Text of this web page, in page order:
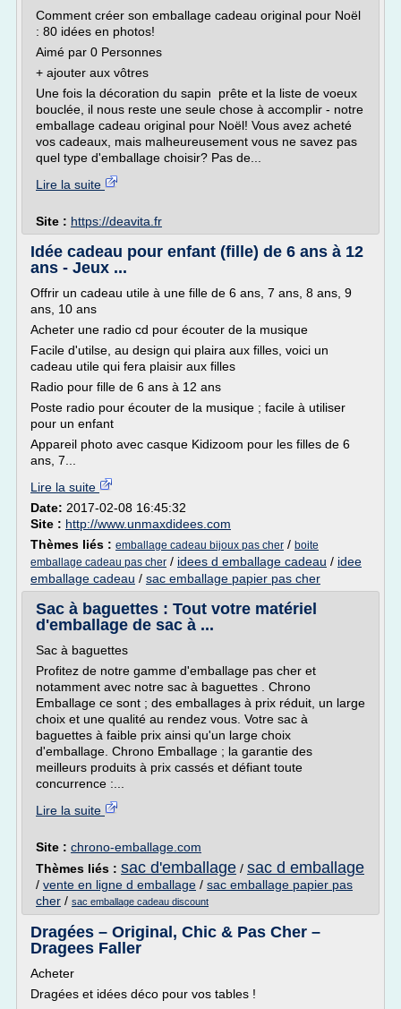
Comment créer son emballage cadeau original pour Noël
: 80 idées en photos!
Aimé par 0 Personnes
+ ajouter aux vôtres
Une fois la décoration du sapin prête et la liste de voeux
bouclée, il nous reste une seule chose à accomplir - notre
emballage cadeau original pour Noël! Vous avez acheté
vos cadeaux, mais malheureusement vous ne savez pas
quel type d'emballage choisir? Pas de...
Lire la suite
Site : https://deavita.fr
Idée cadeau pour enfant (fille) de 6 ans à 12
ans - Jeux ...
Offrir un cadeau utile à une fille de 6 ans, 7 ans, 8 ans, 9
ans, 10 ans
Acheter une radio cd pour écouter de la musique
Facile d'utilse, au design qui plaira aux filles, voici un
cadeau utile qui fera plaisir aux filles
Radio pour fille de 6 ans à 12 ans
Poste radio pour écouter de la musique ; facile à utiliser
pour un enfant
Appareil photo avec casque Kidizoom pour les filles de 6
ans, 7...
Lire la suite
Date: 2017-02-08 16:45:32
Site : http://www.unmaxdidees.com
Thèmes liés : emballage cadeau bijoux pas cher / boite
emballage cadeau pas cher / idees d emballage cadeau / idee
emballage cadeau / sac emballage papier pas cher
Sac à baguettes : Tout votre matériel
d'emballage de sac à ...
Sac à baguettes
Profitez de notre gamme d'emballage pas cher et
notamment avec notre sac à baguettes . Chrono
Emballage ce sont ; des emballages à prix réduit, un large
choix et une qualité au rendez vous. Votre sac à
baguettes à faible prix ainsi qu'un large choix
d'emballage. Chrono Emballage ; la garantie des
meilleurs produits à prix cassés et défiant toute
concurrence :...
Lire la suite
Site : chrono-emballage.com
Thèmes liés : sac d'emballage / sac d emballage
/ vente en ligne d emballage / sac emballage papier pas
cher / sac emballage cadeau discount
Dragées – Original, Chic & Pas Cher –
Dragees Faller
Acheter
Dragées et idées déco pour vos tables !